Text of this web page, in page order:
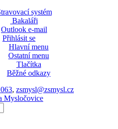
systém
Bakaláři
Outlook e-mail
Přihlásit se
Hlavní menu
Ostatní menu
Tlačítka
Běžné odkazy
, zsmysl@zsmysl.cz
Mysločovice